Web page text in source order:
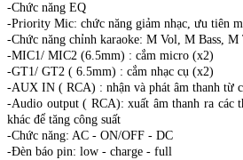
-Chức năng EQ
-Priority Mic: chức năng giảm nhạc, ưu tiên
-Chức năng chỉnh karaoke: M Vol, M Bass,
-MIC1/ MIC2 (6.5mm) : cắm micro (x2)
-GT1/ GT2 ( 6.5mm) : cắm nhạc cụ (x2)
-AUX IN ( RCA) : nhận và phát âm thanh từ
-Audio output ( RCA): xuất âm thanh ra các
khác để tăng công suất
-Chức năng: AC - ON/OFF - DC
-Đèn báo pin: low - charge - full